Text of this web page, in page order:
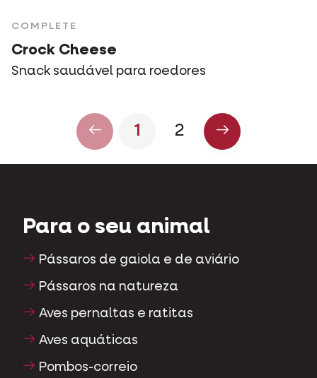
COMPLETE
Crock Cheese
Snack saudável para roedores
1 2
Para o seu animal
Pássaros de gaiola e de aviário
Pássaros na natureza
Aves pernaltas e ratitas
Aves aquáticas
Pombos-correio